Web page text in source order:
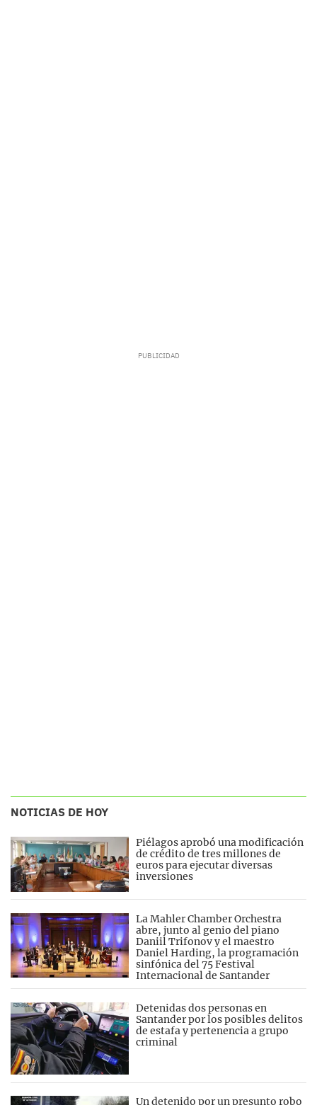
NOTICIAS DE HOY
Piélagos aprobó una modificación
de crédito de tres millones de
euros para ejecutar diversas
inversiones
La Mahler Chamber Orchestra
abre, junto al genio del piano
Daniil Trifonov y el maestro
Daniel Harding, la programación
sinfónica del 75 Festival
Internacional de Santander
Detenidas dos personas en
Santander por los posibles delitos
de estafa y pertenencia a grupo
criminal
Un detenido por un presunto robo